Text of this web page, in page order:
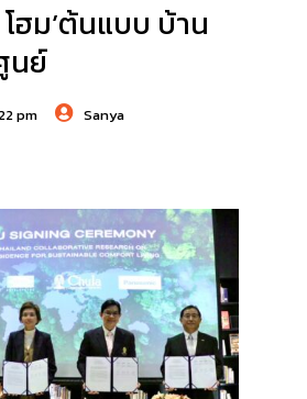
ฮม’ต้นแบบ บ้าน
นย์
pm Sanya